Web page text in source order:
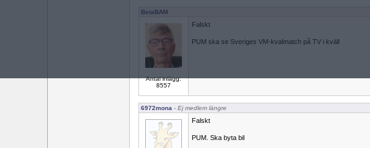
BetaBAM
Antal inlägg:
8557
Falskt
PUM ska se Sveriges VM-kvalmatch på TV i kväll
6972mona - Ej medlem längre
Falskt
PUM. Ska byta bil